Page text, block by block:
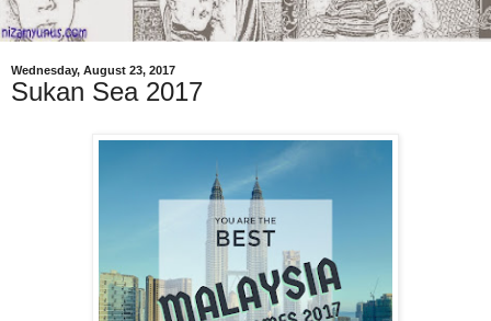
Wednesday, August 23, 2017
Sukan Sea 2017